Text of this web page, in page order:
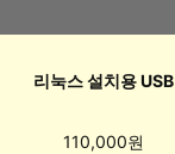
리눅스 설치용 USB
110,000원